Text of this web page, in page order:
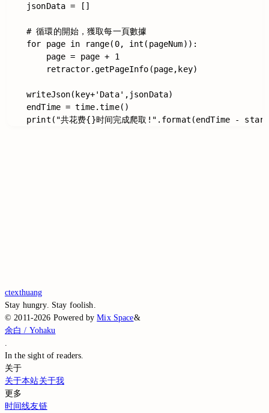
    jsonData = []
    # 循環的開始，獲取每一頁數據
    for page in range(0, int(pageNum)):
        page = page + 1
        retractor.getPageInfo(page,key)
    writeJson(key+'Data',jsonData)
    endTime = time.time()
ctexthuang
Stay hungry. Stay foolish.
© 2011-2026 Powered by Mix Space&
余白 / Yohaku
In the sight ofreaders.
关于
关于本站关于我
更多
时间线友链